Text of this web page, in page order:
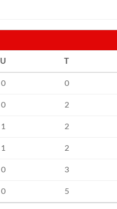
U T
0 0
0 2
1 2
1 2
0 3
0 5